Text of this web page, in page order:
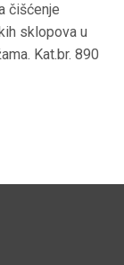
čišćenje
sklopova u
Kat.br. 890